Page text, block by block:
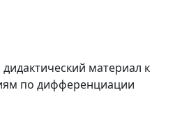
материал к
по дифференциации